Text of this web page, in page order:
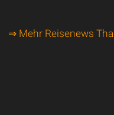
⇒ Mehr Reisenews